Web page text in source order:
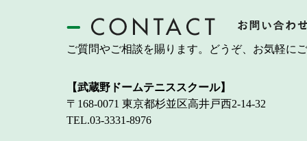
ご質問やご相談を賜ります。どうぞ、お気軽に
【武蔵野ドームテニススクール】
〒168-0071 東京都杉並区高井戸西2-14-32
TEL.03-3331-8976